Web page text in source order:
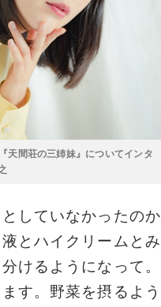
天間荘の三姉妹』についてインタ
していなかったのか
とハイクリームとみ
けるようになって。
す。野菜を摂るよう